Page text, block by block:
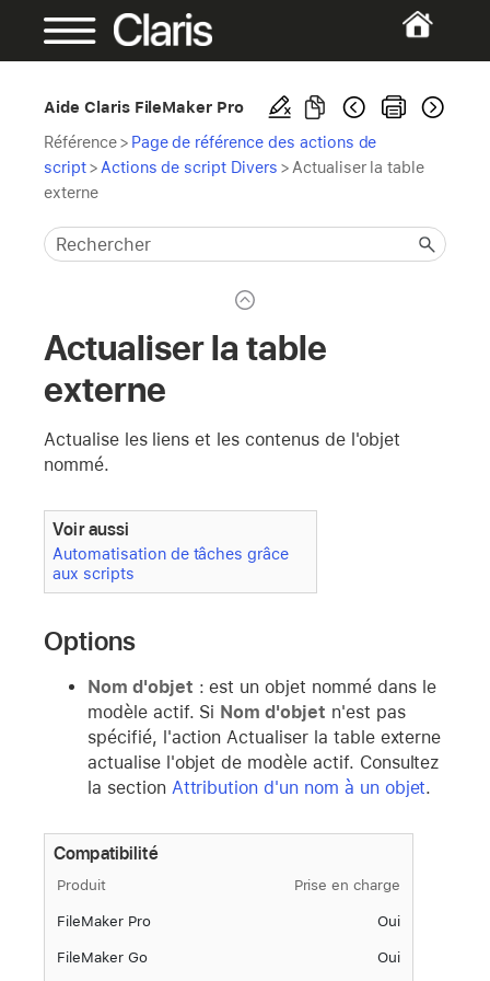
Aide Claris FileMaker Pro
Référence> Page de référence des actions de
script> Actions de script Divers > Actualiser la table
externe
Actualiser la table
externe
Actualise les liens et les contenus de l'objet
nommé.
Voir aussi
Automatisation de tâches grâce
aux scripts
Options
Nom d'objet : est un objet nommé dans le
modèle actif. Si Nom d'objet n'est pas
spécifié, l'action Actualiser la table externe
actualise l'objet de modèle actif. Consultez
la section Attribution d'un nom à un objet.
Compatibilité
Produit Prise en charge
FileMaker Pro Oui
FileMaker Go Oui